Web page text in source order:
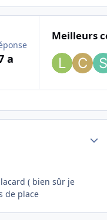
a
Meilleurs
overview
( bien sûr je
de place